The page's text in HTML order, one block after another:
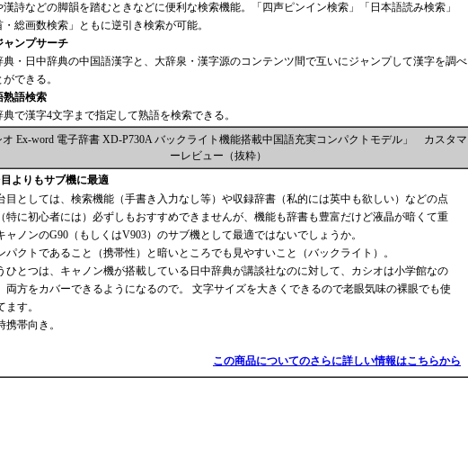
漢詩などの脚韻を踏むときなどに便利な検索機能。「四声ピンイン検索」「日本語読み検索」
・総画数検索」ともに逆引き検索が可能。
ャンプサーチ
典・日中辞典の中国語漢字と、大辞泉・漢字源のコンテンツ間で互いにジャンプして漢字を調べ
できる。
熟語検索
典で漢字4文字まで指定して熟語を検索できる。
オ Ex-word 電子辞書 XD-P730A バックライト機能搭載中国語充実コンパクトモデル」 カスタマ
ーレビュー（抜粋）
目よりもサブ機に最適
目としては、検索機能（手書き入力なし等）や収録辞書（私的には英中も欲しい）などの点
特に初心者には）必ずしもおすすめできませんが、機能も辞書も豊富だけど液晶が暗くて重
ャノンのG90（もしくはV903）のサブ機として最適ではないでしょうか。
パクトであること（携帯性）と暗いところでも見やすいこと（バックライト）。
ひとつは、キャノン機が搭載している日中辞典が講談社なのに対して、カシオは小学館なの
両方をカバーできるようになるので。 文字サイズを大きくできるので老眼気味の裸眼でも使
ます。
携帯向き。
この商品についてのさらに詳しい情報はこちらから